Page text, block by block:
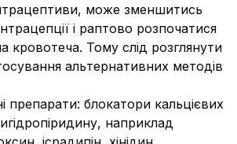
може зменшитись
і раптово розпочатися
кровотеча. Тому слід розглянути
альтернативних методів
препарати: блокатори кальцієвих
наприклад